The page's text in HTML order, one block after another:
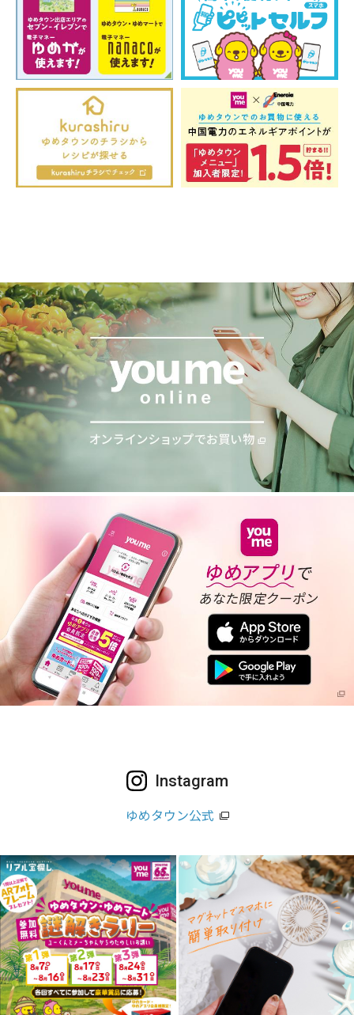
Instagram
ゆめタウン公式